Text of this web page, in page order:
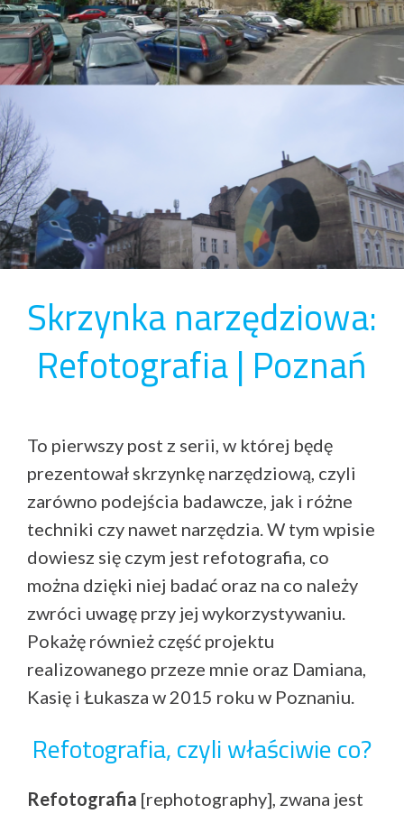
Skrzynka narzędziowa:
Refotografia | Poznań
To pierwszy post z serii, w której będę
prezentował skrzynkę narzędziową, czyli
zarówno podejścia badawcze, jak i różne
techniki czy nawet narzędzia. W tym wpisie
dowiesz się czym jest refotografia, co
można dzięki niej badać oraz na co należy
zwróci uwagę przy jej wykorzystywaniu.
Pokażę również część projektu
realizowanego przeze mnie oraz Damiana,
Kasię i Łukasza w 2015 roku w Poznaniu.
Refotografia, czyli właściwie co?
Refotografia [rephotography], zwana jest